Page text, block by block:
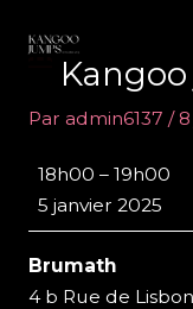
contenu
Par admin6137 /
Kangoo
jumps
18h00 – 19h00
5 janvier 2025
Brumath
4 b Rue de